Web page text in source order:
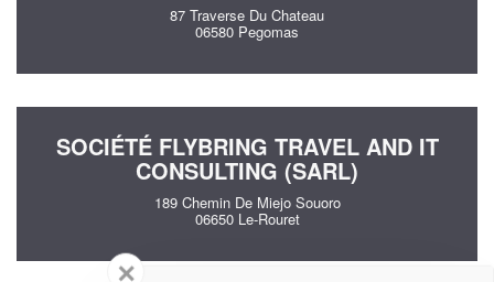
87 Traverse Du Chateau
06580 Pegomas
SOCIÉTÉ FLYBRING TRAVEL AND IT
CONSULTING (SARL)
189 Chemin De Miejo Souoro
06650 Le-Rouret
✕